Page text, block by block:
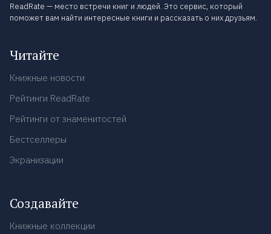
ReadRate — место встречи книг и людей. Это сервис, который
поможет вам найти интересные книги и рассказать о них друзьям.
Читайте
Книжные новости
Рейтинги ReadRate
Рейтинги от знаменитостей
Бестселлеры
Экранизации
Создавайте
Книжные коллекции